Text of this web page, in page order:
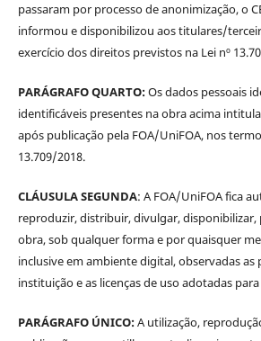
passaram por processo de anonimização, o
informou e disponibilizou aos titulares/
exercício dos direitos previstos na Lei nº
PARÁGRAFO QUARTO:Os dados pessoais
identificáveis presentes na obra acima
após publicação pela FOA/UniFOA, nos
13.709/2018.
CLÁUSULA SEGUNDA: A FOA/UniFOA fica
reproduzir, distribuir, divulgar, disponibilizar,
obra, sob qualquer forma e por quaisquer
inclusive em ambiente digital, observadas as
instituição e as licenças de uso adotadas
PARÁGRAFO ÚNICO:A utilização,